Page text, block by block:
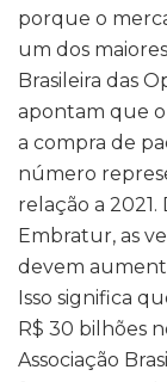
porque o
um dos
Brasileira das
apontam que o
a compra de
número
relação a
Embratur, as
devem
Isso significa
R$ 30 bilhões
Associação